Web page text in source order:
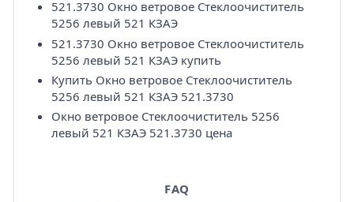
521.3730 Окно ветровое Стеклоочиститель
5256 левый 521 КЗАЭ
521.3730 Окно ветровое Стеклоочиститель
5256 левый 521 КЗАЭ купить
Купить Окно ветровое Стеклоочиститель
5256 левый 521 КЗАЭ 521.3730
Окно ветровое Стеклоочиститель 5256
левый 521 КЗАЭ 521.3730 цена
FAQ